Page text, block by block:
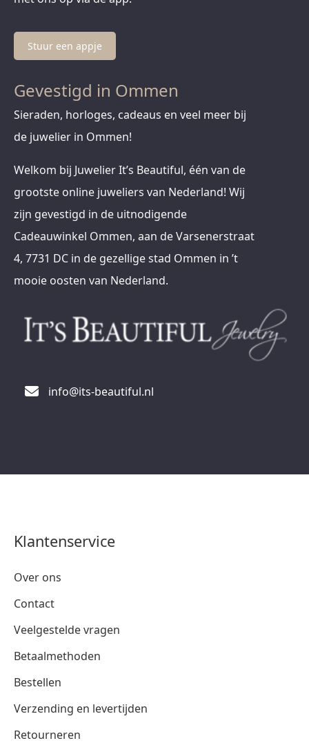
Stuur een appje
Gevestigd in Ommen
Sieraden, horloges, cadeaus en veel meer bij
de juwelier in Ommen!
Welkom bij Juwelier It’s Beautiful, één van de
grootste online juweliers van Nederland! Wij
zijn gevestigd in de uitnodigende
Cadeauwinkel Ommen, aan de Varsenerstraat
4, 7731 DC in de gezellige stad Ommen in ’t
mooie oosten van Nederland.
info@its-beautiful.nl
Klantenservice
Over ons
Contact
Veelgestelde vragen
Betaalmethoden
Bestellen
Verzending en levertijden
Retourneren